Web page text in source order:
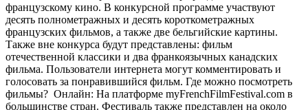
французскому кино. В конкурсной программе участвуют
десять полнометражных и десять короткометражных
французских фильмов, а также две бельгийские картины.
Также вне конкурса будут представлены: фильм
отечественной классики и два франкоязычных канадских
фильма. Пользователи интернета могут комментировать и
голосовать за понравившийся фильм. Где можно посмотреть
фильмы? Онлайн: На платформе myFrenchFilmFestival.com в
большинстве стран. Фестиваль также представлен на около